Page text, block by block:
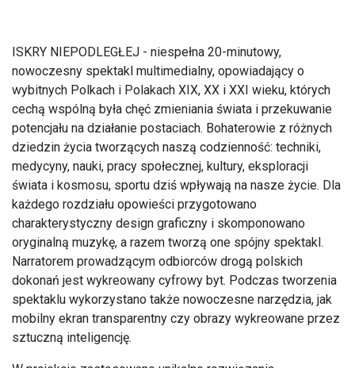
ISKRY NIEPODLEGŁEJ - niespełna 20-minutowy,
nowoczesny spektakl multimedialny, opowiadający o
wybitnych Polkach i Polakach XIX, XX i XXI wieku, których
cechą wspólną była chęć zmieniania świata i przekuwanie
potencjału na działanie postaciach. Bohaterowie z różnych
dziedzin życia tworzących naszą codzienność: techniki,
medycyny, nauki, pracy społecznej, kultury, eksploracji
świata i kosmosu, sportu dziś wpływają na nasze życie. Dla
każdego rozdziału opowieści przygotowano
charakterystyczny design graficzny i skomponowano
oryginalną muzykę, a razem tworzą one spójny spektakl.
Narratorem prowadzącym odbiorców drogą polskich
dokonań jest wykreowany cyfrowy byt. Podczas tworzenia
spektaklu wykorzystano także nowoczesne narzędzia, jak
mobilny ekran transparentny czy obrazy wykreowane przez
sztuczną inteligencję.